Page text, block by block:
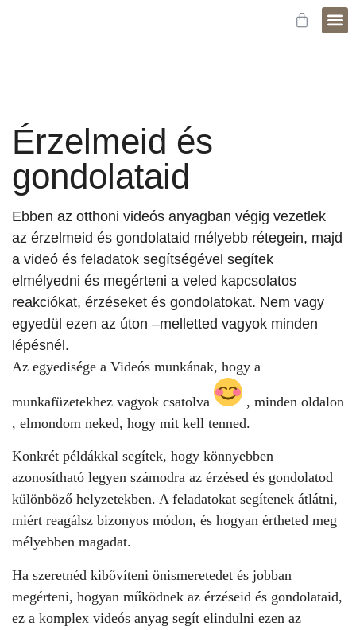
Érzelmeid és
gondolataid
Ebben az otthoni videós anyagban végig vezetlek
az érzelmeid és gondolataid mélyebb rétegein, majd
a videó és feladatok segítségével segítek
elmélyedni és megérteni a veled kapcsolatos
reakciókat, érzéseket és gondolatokat. Nem vagy
egyedül ezen az úton –melletted vagyok minden
lépésnél.
Az egyedisége a Videós munkának, hogy a
munkafüzetekhez vagyok csatolva
, minden oldalon
, elmondom neked, hogy mit kell tenned.
Konkrét példákkal segítek, hogy könnyebben
azonosítható legyen számodra az érzésed és gondolatod
különböző helyzetekben. A feladatokat segítenek átlátni,
miért reagálsz bizonyos módon, és hogyan értheted meg
mélyebben magadat.
Ha szeretnéd kibővíteni önismeretedet és jobban
megérteni, hogyan működnek az érzéseid és gondolataid,
ez a komplex videós anyag segít elindulni ezen az